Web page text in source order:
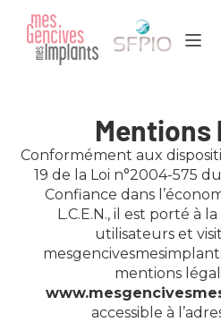
Mentions
Conformément aux
19 de la Loi n°2004-575
Confiance dans
L.C.E.N., il est porté à
utilisateurs et
mentions
accessible à